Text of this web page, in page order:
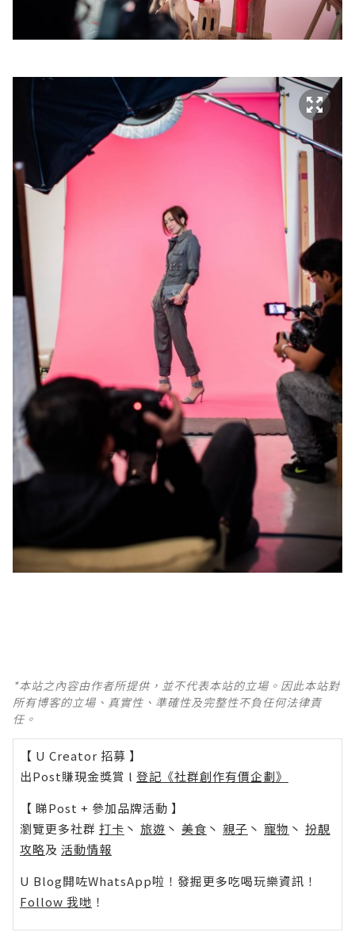
*本站之內容由作者所提供，並不代表本站的立場。因此本站對
所有博客的立場、真實性、準確性及完整性不負任何法律責
任。
【 U Creator 招募 】
出Post賺現金獎賞 l 登記《社群創作有價企劃》
【 睇Post + 參加品牌活動 】
瀏覽更多社群 打卡 丶 旅遊 丶 美食 丶 親子 丶 寵物 丶 扮靚
攻略及 活動情報
U Blog開咗WhatsApp啦！發掘更多吃喝玩樂資訊！
Follow 我哋 ！